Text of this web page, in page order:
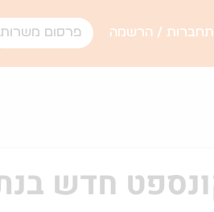
/ הרשמה פרסום משרות
חדש